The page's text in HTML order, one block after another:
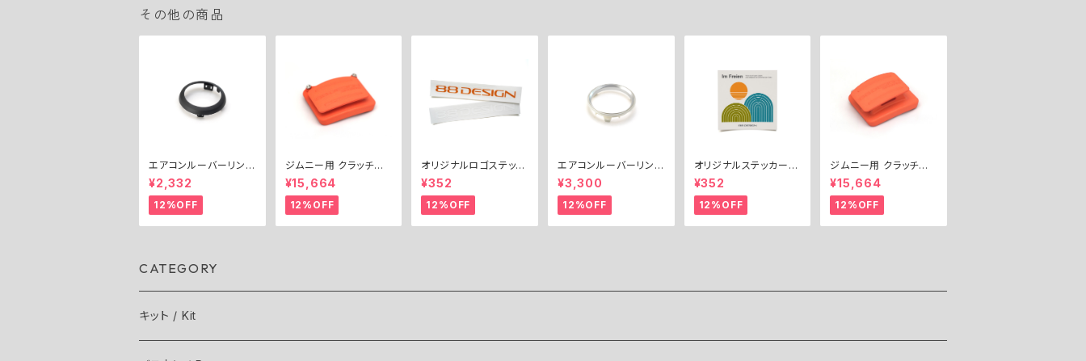
その他の商品
エアコンルーバーリン
グ・アウター
¥2,332
12%OFF
ジムニー用 クラッチペ
ダルエクステンダー（12
mm） ／ CLUTCH PE
DAL EXTENDER (12
mm) for Jimny
¥15,664
12%OFF
オリジナルロゴステッカ
ー / Original Logo St
icker
¥352
12%OFF
エアコンルーバーリン
グ・インナー
¥3,300
12%OFF
オリジナルステッカー
「アウトドア」 / Origina
l Sticker "Outdoor"
¥352
12%OFF
ジムニー用 クラッチペ
ダルエクステンダー（20
mm） ／ CLUTCH PE
DAL EXTENDER (20
mm) for Jimny
¥15,664
12%OFF
CATEGORY
キット / Kit